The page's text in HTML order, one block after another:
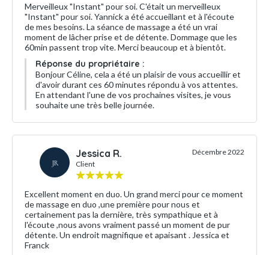
Merveilleux "Instant" pour soi. C'était un merveilleux
"Instant" pour soi. Yannick a été accueillant et à l'écoute
de mes besoins. La séance de massage a été un vrai
moment de lâcher prise et de détente. Dommage que les
60min passent trop vite. Merci beaucoup et à bientôt.
Réponse du propriétaire :
Bonjour Céline, cela a été un plaisir de vous accueillir et
d'avoir durant ces 60 minutes répondu à vos attentes.
En attendant l'une de vos prochaines visites, je vous
souhaite une très belle journée.
JR
Jessica R.
Client
Décembre 2022
Excellent moment en duo. Un grand merci pour ce moment
de massage en duo ,une première pour nous et
certainement pas la dernière, très sympathique et à
l'écoute ,nous avons vraiment passé un moment de pur
détente. Un endroit magnifique et apaisant . Jessica et
Franck